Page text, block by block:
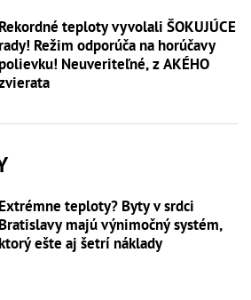
Rekordné teploty vyvolali ŠOKUJÚCE
rady! Režim odporúča na horúčavy
polievku! Neuveriteľné, z AKÉHO
Extrémne teploty? Byty v srdci
Bratislavy majú výnimočný systém,
ktorý ešte aj šetrí náklady